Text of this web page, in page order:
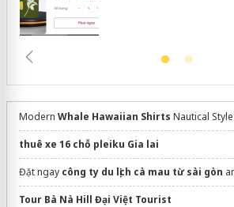
Modern Whale Hawaiian Shirts Nautical Style
thuê xe 16 chỗ pleiku Gia lai
Đặt ngay công ty du lịch cà mau từ sài gòn
Tour Bà Nà Hill Đại Việt Tourist